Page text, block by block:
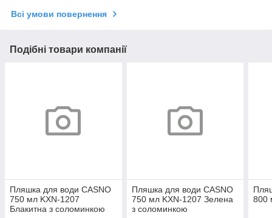
Всі умови повернення
Подібні товари компанії
Пляшка для води CASNO
750 мл KXN-1207
Блакитна з соломинкою
Пляшка для води CASNO
750 мл KXN-1207 Зелена
з соломинкою
800